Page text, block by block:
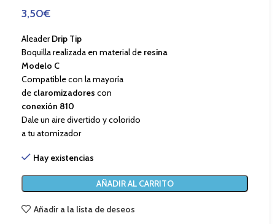
3,50€
AleaderDrip Tip
Boquilla realizada en material de resina
Modelo C
Compatible con la mayoría
de claromizadores con
conexión 810
Dale un aire divertido y colorido
a tu atomizador
Hay existencias
AÑADIR AL CARRITO
Añadir a la lista de deseos